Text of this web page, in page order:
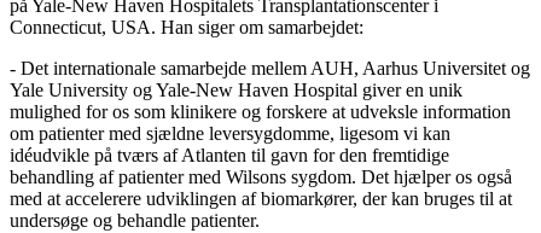
på Yale-New Haven Hospitalets Transplantationscenter i
Connecticut, USA. Han siger om samarbejdet:
- Det internationale samarbejde mellem AUH, Aarhus Universitet og
Yale University og Yale-New Haven Hospital giver en unik
mulighed for os som klinikere og forskere at udveksle information
om patienter med sjældne leversygdomme, ligesom vi kan
idéudvikle på tværs af Atlanten til gavn for den fremtidige
behandling af patienter med Wilsons sygdom. Det hjælper os også
med at accelerere udviklingen af biomarkører, der kan bruges til at
undersøge og behandle patienter.